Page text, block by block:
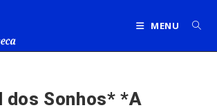
MENU
dos Sonhos* *A